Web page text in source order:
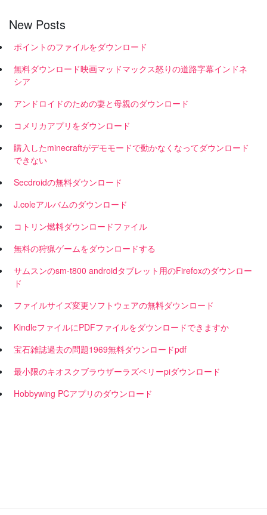
New Posts
ポイントのファイルをダウンロード
無料ダウンロード映画マッドマックス怒りの道路字幕インドネ
シア
アンドロイドのための妻と母親のダウンロード
コメリカアプリをダウンロード
購入したminecraftがデモモードで動かなくなってダウンロード
できない
Secdroidの無料ダウンロード
J.coleアルバムのダウンロード
コトリン燃料ダウンロードファイル
無料の狩猟ゲームをダウンロードする
サムスンのsm-t800 androidタブレット用のFirefoxのダウンロー
ド
ファイルサイズ変更ソフトウェアの無料ダウンロード
KindleファイルにPDFファイルをダウンロードできますか
宝石雑誌過去の問題1969無料ダウンロードpdf
最小限のキオスクブラウザーラズベリーpiダウンロード
Hobbywing PCアプリのダウンロード